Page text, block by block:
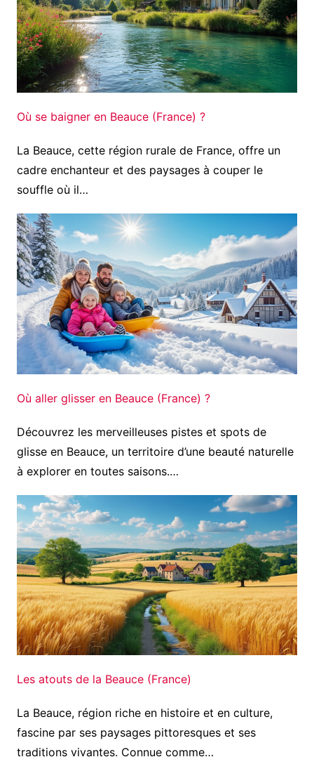
Où se baigner en Beauce (France) ?
La Beauce, cette région rurale de France, offre un
cadre enchanteur et des paysages à couper le
souffle où il…
Où aller glisser en Beauce (France) ?
Découvrez les merveilleuses pistes et spots de
glisse en Beauce, un territoire d’une beauté naturelle
à explorer en toutes saisons.…
Les atouts de la Beauce (France)
La Beauce, région riche en histoire et en culture,
fascine par ses paysages pittoresques et ses
traditions vivantes. Connue comme…